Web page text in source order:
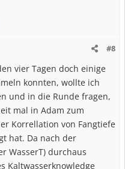
#8
vier Tagen doch einige
konnten, wollte ich
und in die Runde fragen,
mal in Adam zum
Korrellation von Fangtiefe
hat. Da nach der
WasserT) durchaus
Kaltwasserknowledge